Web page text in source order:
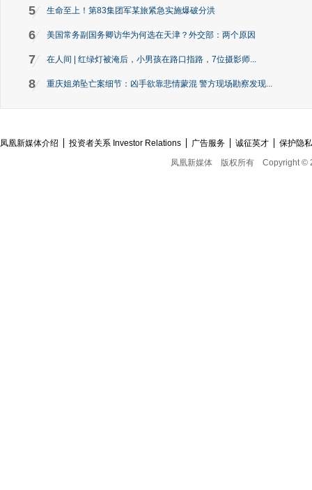
5 生命至上！第83集团军某旅紧急实施爆破分洪
6 美国常务副国务卿访华为何选在天津？外交部：两个原因
7 在人间 | 红绿灯被淹后，小男孩在路口指路，7位摄影师...
8 重庆姐弟坠亡案细节：凶手欲靠悲情蒙混 警方现场勘察发现...
凤凰新媒体介绍 投资者关系 Investor Relations 广告服务 诚征英才
保护隐
凤凰新媒体
版权所有 Copyright ©